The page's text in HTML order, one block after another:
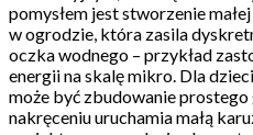
pomysłem jest stworzenie
w ogrodzie, która zasila
oczka wodnego – przykład
energii na skalę mikro. Dla
może być zbudowanie
nakręceniu uruchamia małą